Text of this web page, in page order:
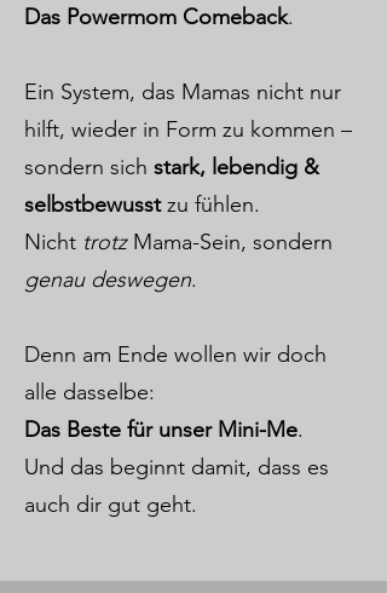
Das Powermom Comeback.
Ein System, das Mamas nicht nur
hilft, wieder in Form zu kommen –
sondern sich stark, lebendig &
selbstbewusstzu fühlen.
Nicht trotz Mama-Sein, sondern
genau deswegen.
Denn am Ende wollen wir doch
alle dasselbe:
Das Beste für unser Mini-Me.
Und das beginnt damit, dass es
auch dir gut geht.